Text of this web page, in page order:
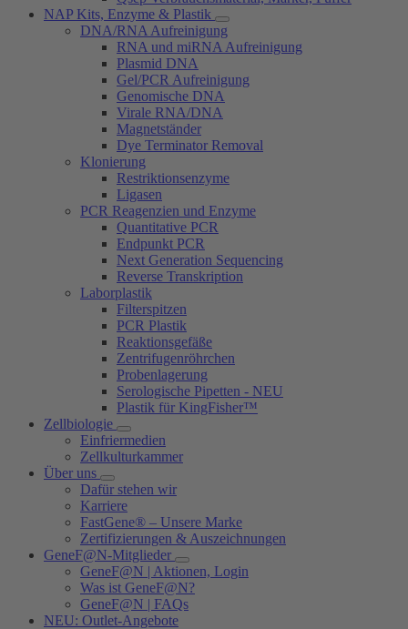
NAP Kits, Enzyme & Plastik
DNA/RNA Aufreinigung
RNA und miRNA Aufreinigung
Plasmid DNA
Gel/PCR Aufreinigung
Genomische DNA
Virale RNA/DNA
Magnetständer
Dye Terminator Removal
Klonierung
Restriktionsenzyme
Ligasen
PCR Reagenzien und Enzyme
Quantitative PCR
Endpunkt PCR
Next Generation Sequencing
Reverse Transkription
Laborplastik
Filterspitzen
PCR Plastik
Reaktionsgefäße
Zentrifugenröhrchen
Probenlagerung
Serologische Pipetten - NEU
Plastik für KingFisher™
Zellbiologie
Einfriermedien
Zellkulturkammer
Über uns
Dafür stehen wir
Karriere
FastGene® – Unsere Marke
Zertifizierungen & Auszeichnungen
GeneF@N-Mitglieder
GeneF@N | Aktionen, Login
Was ist GeneF@N?
GeneF@N | FAQs
NEU: Outlet-Angebote